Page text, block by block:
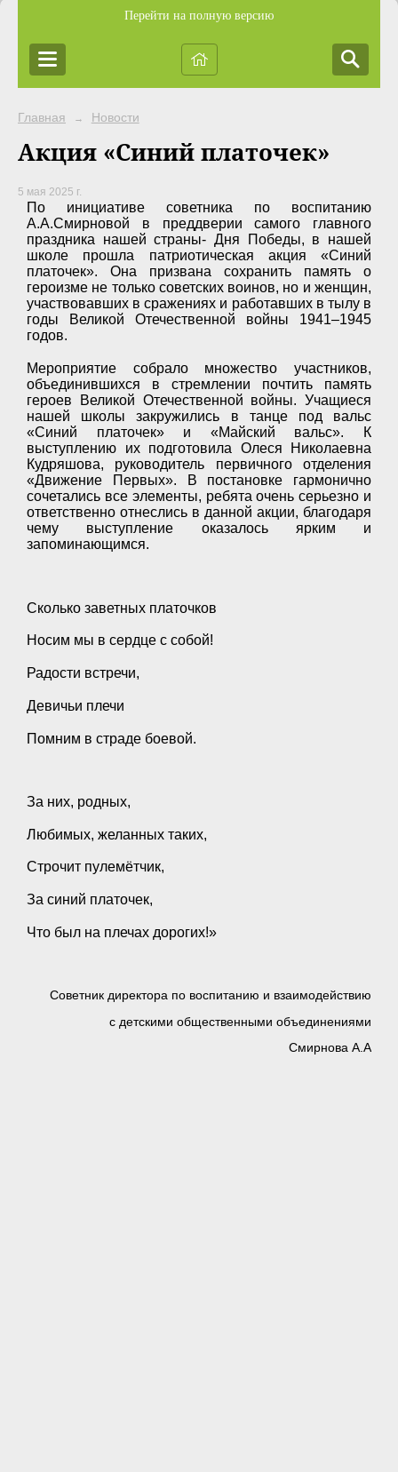
Перейти на полную версию
Главная → Новости
Акция «Синий платочек»
5 мая 2025 г.
По инициативе советника по воспитанию
А.А.Смирновой в преддверии самого главного
праздника нашей страны- Дня Победы, в нашей
школе прошла патриотическая акция «Синий
платочек». Она призвана сохранить память о
героизме не только советских воинов, но и женщин,
участвовавших в сражениях и работавших в тылу в
годы Великой Отечественной войны 1941–1945
годов.
Мероприятие собрало множество участников,
объединившихся в стремлении почтить память
героев Великой Отечественной войны. Учащиеся
нашей школы закружились в танце под вальс
«Синий платочек» и «Майский вальс». К
выступлению их подготовила Олеся Николаевна
Кудряшова, руководитель первичного отделения
«Движение Первых». В постановке гармонично
сочетались все элементы, ребята очень серьезно и
ответственно отнеслись в данной акции, благодаря
чему выступление оказалось ярким и
запоминающимся.
Сколько заветных платочков
Носим мы в сердце с собой!
Радости встречи,
Девичьи плечи
Помним в страде боевой.
За них, родных,
Любимых, желанных таких,
Строчит пулемётчик,
За синий платочек,
Что был на плечах дорогих!»
Советник директора по воспитанию и взаимодействию
с детскими общественными объединениями
Смирнова А.А